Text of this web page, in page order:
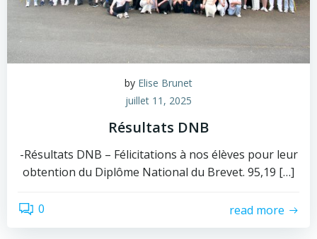
by Elise Brunet
juillet 11, 2025
Résultats DNB
-Résultats DNB – Félicitations à nos élèves pour leur
obtention du Diplôme National du Brevet. 95,19 […]
0 read more